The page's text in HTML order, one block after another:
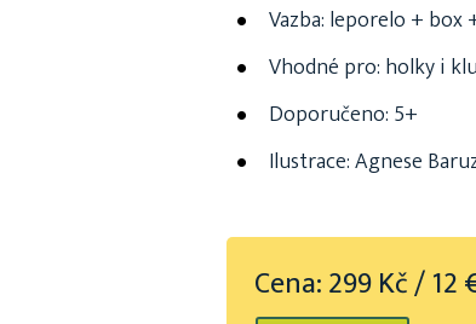
Vazba: leporelo + box
Vhodné pro: holky i
Doporučeno: 5+
Ilustrace: Agnese
Cena: 299 Kč /